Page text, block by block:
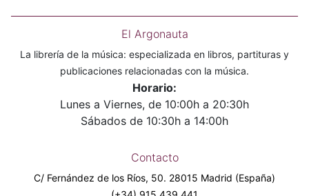
El Argonauta
La librería de la música: especializada en libros, partituras y
publicaciones relacionadas con la música.
Horario:
Lunes a Viernes, de 10:00h a 20:30h
Sábados de 10:30h a 14:00h
Contacto
C/ Fernández de los Ríos, 50. 28015 Madrid (España)